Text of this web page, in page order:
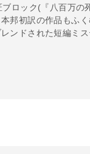
ロック(『八百万の
邦初訳の作品もふ
ンドされた短編ミス